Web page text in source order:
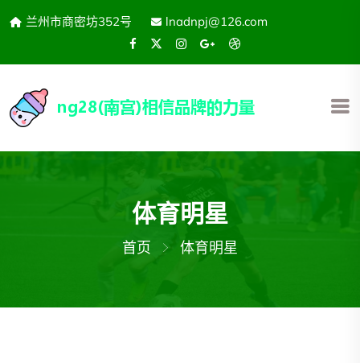
兰州市商密坊352号 lnadnpj@126.com
体育明星
首页 体育明星